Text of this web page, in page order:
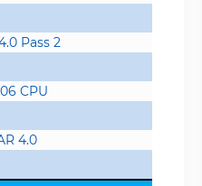
Pass 2
CPU
4.0